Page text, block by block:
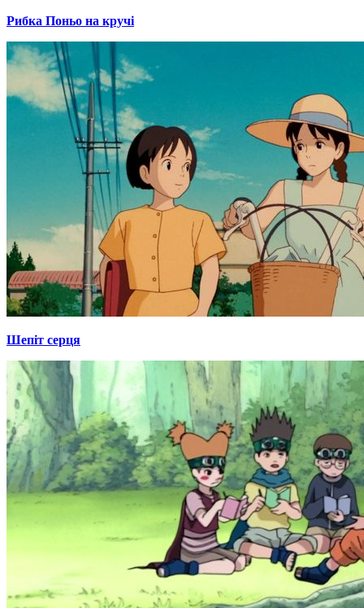
Рибка Поньо на кручі
Шепіт серця